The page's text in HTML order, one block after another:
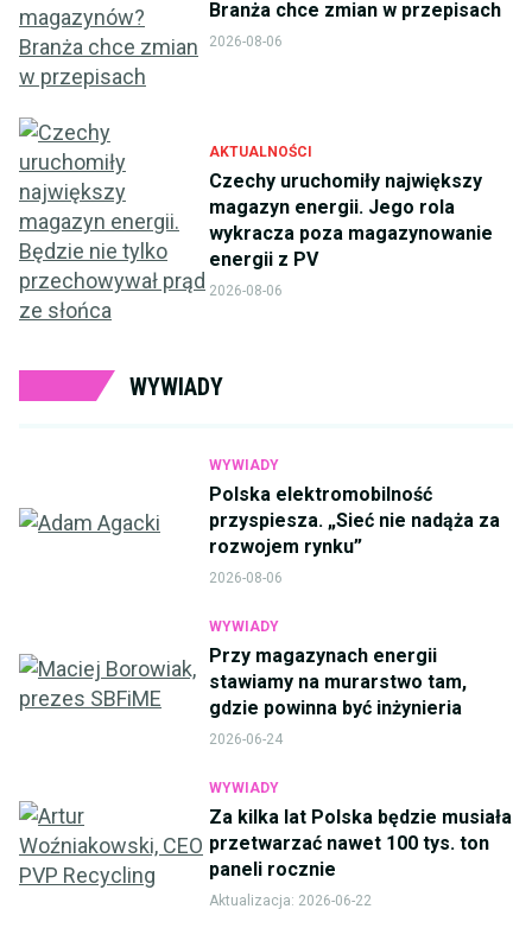
Branża chce zmian w przepisach
2026-08-06
AKTUALNOŚCI
Czechy uruchomiły największy
magazyn energii. Jego rola
wykracza poza magazynowanie
energii z PV
2026-08-06
WYWIADY
WYWIADY
Polska elektromobilność
przyspiesza. „Sieć nie nadąża za
rozwojem rynku”
2026-08-06
WYWIADY
Przy magazynach energii
stawiamy na murarstwo tam,
gdzie powinna być inżynieria
2026-06-24
WYWIADY
Za kilka lat Polska będzie musiała
przetwarzać nawet 100 tys. ton
paneli rocznie
Aktualizacja: 2026-06-22